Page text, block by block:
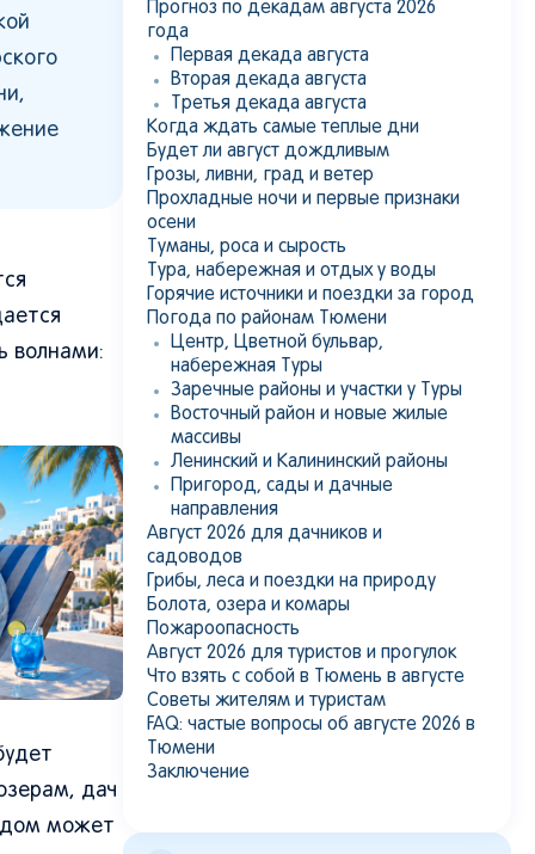
волнами:
дач
может
Прогноз по декадам августа 2026
года
Первая декада августа
Вторая декада августа
Третья декада августа
Когда ждать самые теплые дни
Будет ли август дождливым
Грозы, ливни, град и ветер
Прохладные ночи и первые признаки
осени
Туманы, роса и сырость
Тура, набережная и отдых у воды
Горячие источники и поездки за город
Погода по районам Тюмени
Центр, Цветной бульвар,
набережная Туры
Заречные районы и участки у Туры
Восточный район и новые жилые
массивы
Ленинский и Калининский районы
Пригород, сады и дачные
направления
Август 2026 для дачников и
садоводов
Грибы, леса и поездки на природу
Болота, озера и комары
Пожароопасность
Август 2026 для туристов и прогулок
Что взять с собой в Тюмень в августе
Советы жителям и туристам
FAQ: частые вопросы об августе 2026 в
Тюмени
Заключение